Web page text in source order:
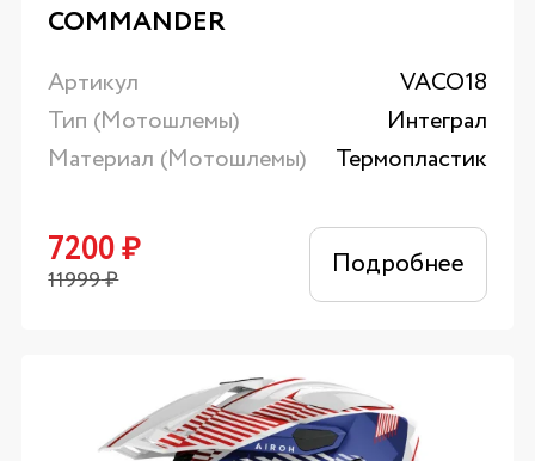
COMMANDER
Артикул
VACO18
Тип (Мотошлемы)
Интеграл
Материал (Мотошлемы)
Термопластик
7200₽
11999₽ Подробнее